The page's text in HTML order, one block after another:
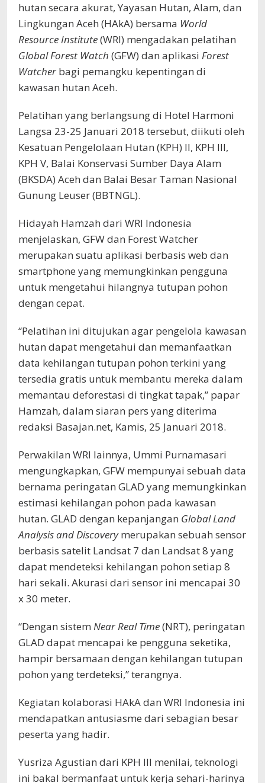
hutan secara akurat, Yayasan Hutan, Alam, dan
Lingkungan Aceh (HAkA) bersama World
Resource Institute(WRI) mengadakan pelatihan
Global Forest Watch (GFW) dan aplikasi Forest
Watcher bagi pemangku kepentingan di
kawasan hutan Aceh.
Pelatihan yang berlangsung di Hotel Harmoni
Langsa 23-25 Januari 2018 tersebut, diikuti oleh
Kesatuan Pengelolaan Hutan (KPH) II, KPH III,
KPH V, Balai Konservasi Sumber Daya Alam
(BKSDA) Aceh dan Balai Besar Taman Nasional
Gunung Leuser (BBTNGL).
Hidayah Hamzah dari WRI Indonesia
menjelaskan, GFW dan Forest Watcher
merupakan suatu aplikasi berbasis web dan
smartphone yang memungkinkan pengguna
untuk mengetahui hilangnya tutupan pohon
dengan cepat.
“Pelatihan ini ditujukan agar pengelola kawasan
hutan dapat mengetahui dan memanfaatkan
data kehilangan tutupan pohon terkini yang
tersedia gratis untuk membantu mereka dalam
memantau deforestasi di tingkat tapak,” papar
Hamzah, dalam siaran pers yang diterima
redaksi Basajan.net, Kamis, 25 Januari 2018.
Perwakilan WRI lainnya, Ummi Purnamasari
mengungkapkan, GFW mempunyai sebuah data
bernama peringatan GLAD yang memungkinkan
estimasi kehilangan pohon pada kawasan
hutan. GLAD dengan kepanjangan Global Land
Analysis and Discoverymerupakan sebuah sensor
berbasis satelit Landsat 7 dan Landsat 8 yang
dapat mendeteksi kehilangan pohon setiap 8
hari sekali. Akurasi dari sensor ini mencapai 30
x 30 meter.
“Dengan sistem Near Real Time(NRT), peringatan
GLAD dapat mencapai ke pengguna seketika,
hampir bersamaan dengan kehilangan tutupan
pohon yang terdeteksi,” terangnya.
Kegiatan kolaborasi HAkA dan WRI Indonesia ini
mendapatkan antusiasme dari sebagian besar
peserta yang hadir.
Yusriza Agustian dari KPH III menilai, teknologi
ini bakal bermanfaat untuk kerja sehari-harinya